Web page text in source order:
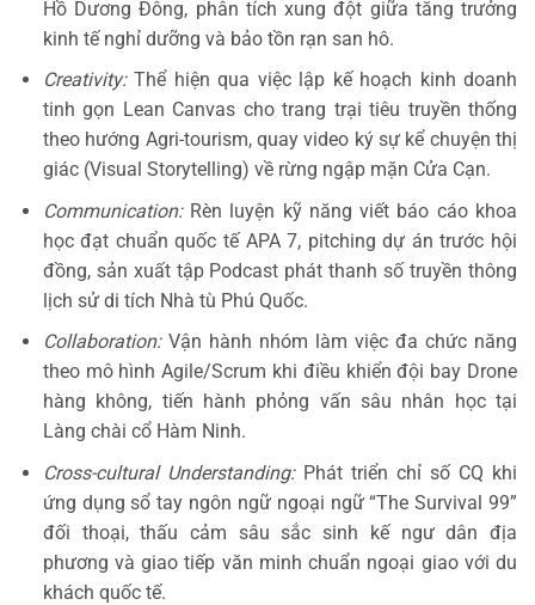
Hồ Dương Đông, phân tích xung đột giữa tăng trưởng
kinh tế nghỉ dưỡng và bảo tồn rạn san hô.
Creativity:Thể hiện qua việc lập kế hoạch kinh doanh
tinh gọn Lean Canvas cho trang trại tiêu truyền thống
theo hướng Agri-tourism, quay video ký sự kể chuyện thị
giác (Visual Storytelling) về rừng ngập mặn Cửa Cạn.
Communication:Rèn luyện kỹ năng viết báo cáo khoa
học đạt chuẩn quốc tế APA 7, pitching dự án trước hội
đồng, sản xuất tập Podcast phát thanh số truyền thông
lịch sử di tích Nhà tù Phú Quốc.
Collaboration:Vận hành nhóm làm việc đa chức năng
theo mô hình Agile/Scrum khi điều khiển đội bay Drone
hàng không, tiến hành phỏng vấn sâu nhân học tại
Làng chài cổ Hàm Ninh.
Cross-cultural Understanding:Phát triển chỉ số CQ khi
ứng dụng sổ tay ngôn ngữ ngoại ngữ “The Survival 99”
đối thoại, thấu cảm sâu sắc sinh kế ngư dân địa
phương và giao tiếp văn minh chuẩn ngoại giao với du
khách quốc tế.